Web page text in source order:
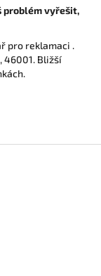
problém vyřešit,
pro reklamaci .
46001. Bližší